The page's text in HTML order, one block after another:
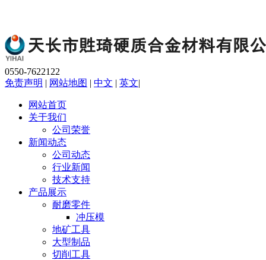
0550-7622122
免责声明 | 网站地图 | 中文 | 英文|
网站首页
关于我们
公司荣誉
新闻动态
公司动态
行业新闻
技术支持
产品展示
耐磨零件
冲压模
地矿工具
大型制品
切削工具